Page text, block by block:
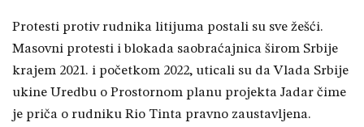
Protesti protiv rudnika litijuma postali su sve žešći.
Masovni protesti i blokada saobraćajnica širom Srbije
krajem 2021. i početkom 2022, uticali su da Vlada Srbije
ukine Uredbu o Prostornom planu projekta Jadar čime
je priča o rudniku Rio Tinta pravno zaustavljena.